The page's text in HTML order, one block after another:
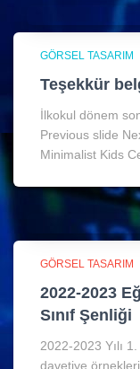
GÖRSEL TASARIM
Teşekkür
İlkokul dönem
Previous slide
Minimalist Kids
GÖRSEL TASARIM
2022-2023
Sınıf Şenliği
2022-2023 Yılı
davetiye